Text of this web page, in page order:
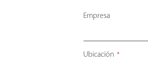
Empresa
Ubicación *